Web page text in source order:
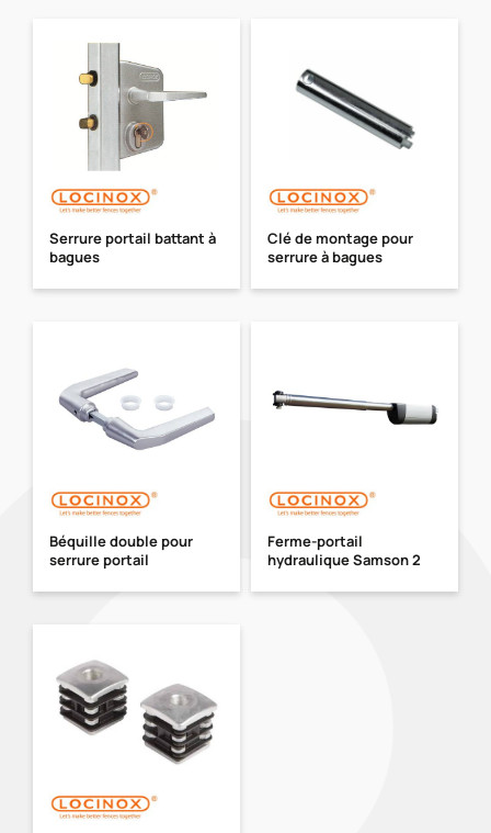
Serrure portail battant à
bagues
Clé de montage pour
serrure à bagues
Béquille double pour
serrure portail
Ferme-portail
hydraulique Samson 2